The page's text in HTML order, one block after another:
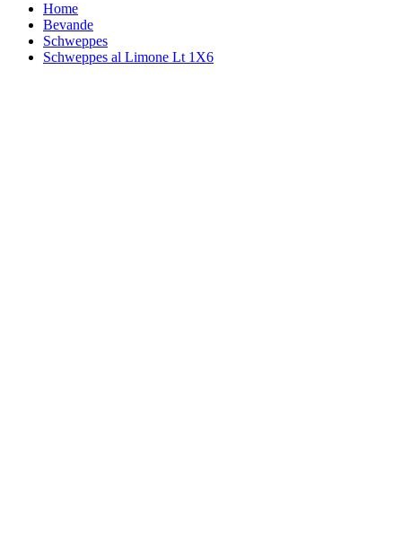
Home
Bevande
Schweppes
Schweppes al Limone Lt 1X6